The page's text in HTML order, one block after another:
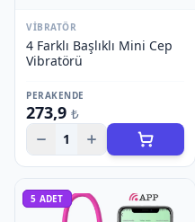
VIBRATÖR
4 Farklı Başlıklı Mini Cep
Vibratörü
PERAKENDE
273,9 ₺
1
5 ADET